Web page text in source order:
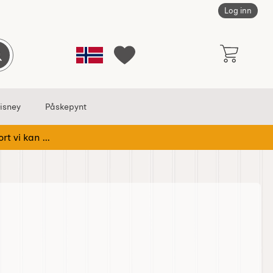
Log inn
Norge Mine favoritter
Påskepynt
vi kan ...